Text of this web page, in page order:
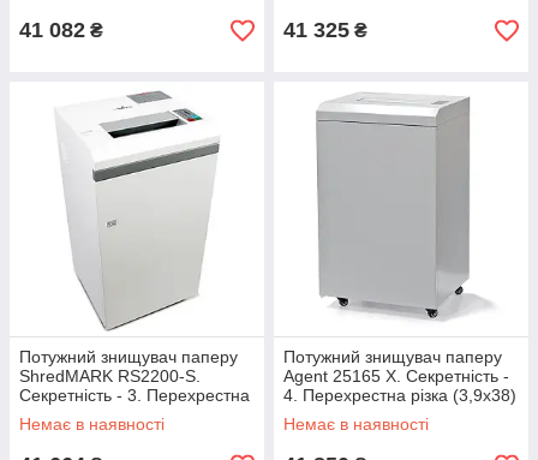
41 082 ₴ 41 325 ₴
Потужний знищувач паперу
ShredMARK RS2200-S.
Секретність - 3. Перехрестна
різка (3.8х30)
Немає в наявності
Потужний знищувач паперу
Agent 25165 X. Секретність -
4. Перехрестна різка (3,9х38)
Немає в наявності